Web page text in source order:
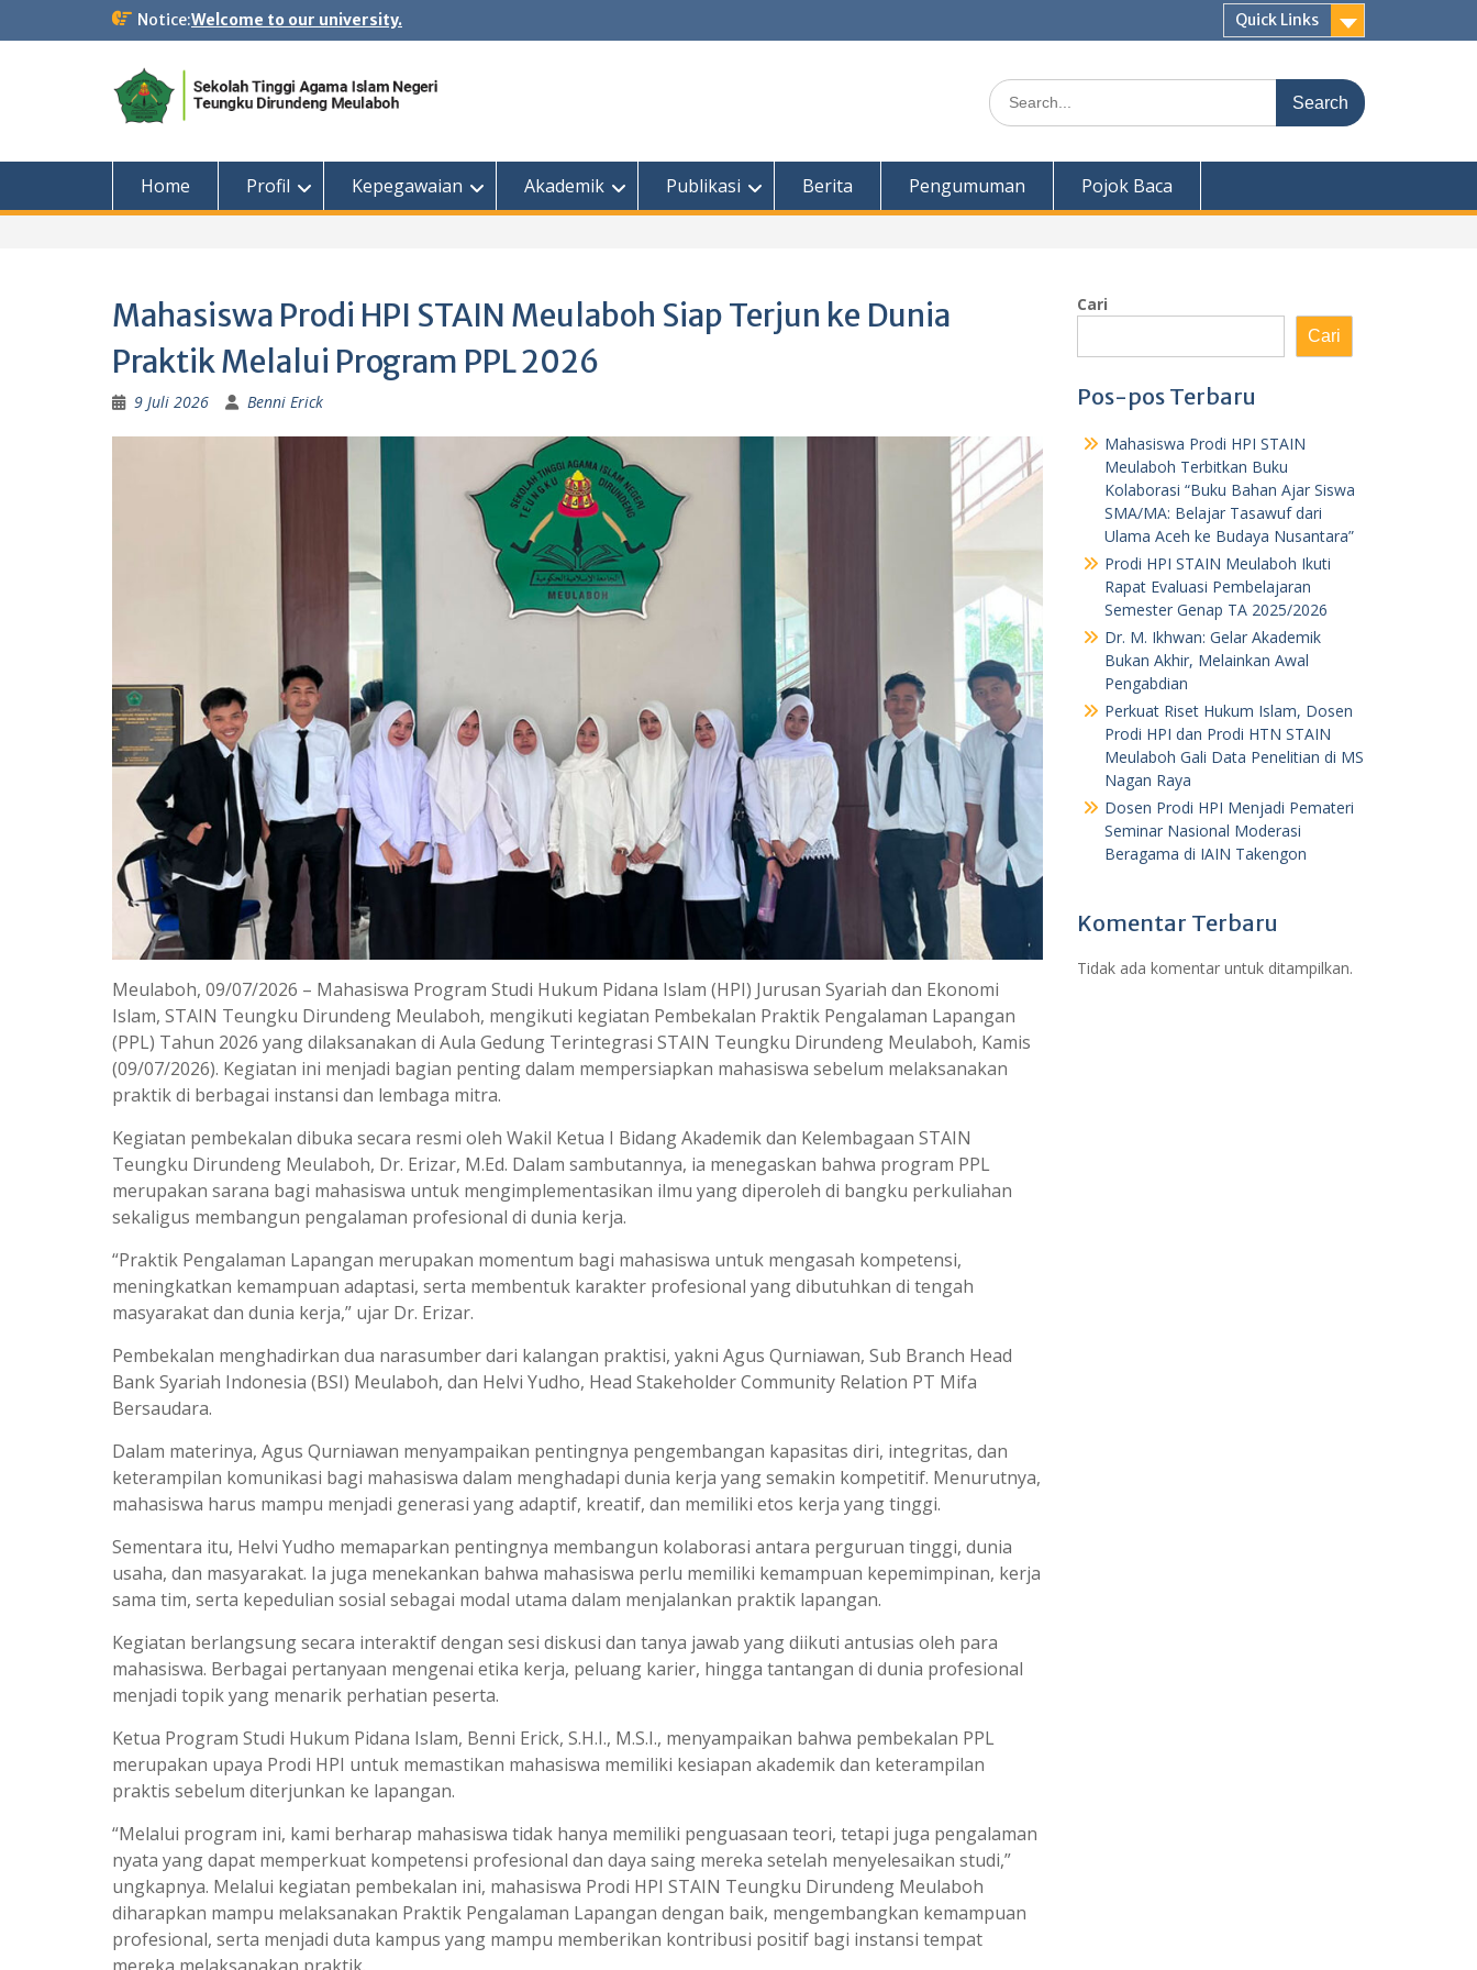
Notice:Welcome to our university. Quick Links
Search
for:
Home Profil Kepegawaian Akademik Publikasi Berita Pengumuman Pojok Baca
Mahasiswa Prodi HPI STAIN Meulaboh Siap Terjun ke Dunia
Praktik Melalui Program PPL 2026
9 Juli 2026 Benni Erick
Meulaboh, 09/07/2026 – Mahasiswa Program Studi Hukum Pidana Islam (HPI) Jurusan Syariah dan Ekonomi
Islam, STAIN Teungku Dirundeng Meulaboh, mengikuti kegiatan Pembekalan Praktik Pengalaman Lapangan
(PPL) Tahun 2026 yang dilaksanakan di Aula Gedung Terintegrasi STAIN Teungku Dirundeng Meulaboh, Kamis
(09/07/2026). Kegiatan ini menjadi bagian penting dalam mempersiapkan mahasiswa sebelum melaksanakan
praktik di berbagai instansi dan lembaga mitra.
Kegiatan pembekalan dibuka secara resmi oleh Wakil Ketua I Bidang Akademik dan Kelembagaan STAIN
Teungku Dirundeng Meulaboh, Dr. Erizar, M.Ed. Dalam sambutannya, ia menegaskan bahwa program PPL
merupakan sarana bagi mahasiswa untuk mengimplementasikan ilmu yang diperoleh di bangku perkuliahan
sekaligus membangun pengalaman profesional di dunia kerja.
“Praktik Pengalaman Lapangan merupakan momentum bagi mahasiswa untuk mengasah kompetensi,
meningkatkan kemampuan adaptasi, serta membentuk karakter profesional yang dibutuhkan di tengah
masyarakat dan dunia kerja,” ujar Dr. Erizar.
Pembekalan menghadirkan dua narasumber dari kalangan praktisi, yakni Agus Qurniawan, Sub Branch Head
Bank Syariah Indonesia (BSI) Meulaboh, dan Helvi Yudho, Head Stakeholder Community Relation PT Mifa
Bersaudara.
Dalam materinya, Agus Qurniawan menyampaikan pentingnya pengembangan kapasitas diri, integritas, dan
keterampilan komunikasi bagi mahasiswa dalam menghadapi dunia kerja yang semakin kompetitif. Menurutnya,
mahasiswa harus mampu menjadi generasi yang adaptif, kreatif, dan memiliki etos kerja yang tinggi.
Sementara itu, Helvi Yudho memaparkan pentingnya membangun kolaborasi antara perguruan tinggi, dunia
usaha, dan masyarakat. Ia juga menekankan bahwa mahasiswa perlu memiliki kemampuan kepemimpinan, kerja
sama tim, serta kepedulian sosial sebagai modal utama dalam menjalankan praktik lapangan.
Kegiatan berlangsung secara interaktif dengan sesi diskusi dan tanya jawab yang diikuti antusias oleh para
mahasiswa. Berbagai pertanyaan mengenai etika kerja, peluang karier, hingga tantangan di dunia profesional
menjadi topik yang menarik perhatian peserta.
Ketua Program Studi Hukum Pidana Islam, Benni Erick, S.H.I., M.S.I., menyampaikan bahwa pembekalan PPL
merupakan upaya Prodi HPI untuk memastikan mahasiswa memiliki kesiapan akademik dan keterampilan
praktis sebelum diterjunkan ke lapangan.
“Melalui program ini, kami berharap mahasiswa tidak hanya memiliki penguasaan teori, tetapi juga pengalaman
nyata yang dapat memperkuat kompetensi profesional dan daya saing mereka setelah menyelesaikan studi,”
ungkapnya. Melalui kegiatan pembekalan ini, mahasiswa Prodi HPI STAIN Teungku Dirundeng Meulaboh
diharapkan mampu melaksanakan Praktik Pengalaman Lapangan dengan baik, mengembangkan kemampuan
profesional, serta menjadi duta kampus yang mampu memberikan kontribusi positif bagi instansi tempat
Cari
Cari
Pos-pos Terbaru
Mahasiswa Prodi HPI STAIN
Meulaboh Terbitkan Buku
Kolaborasi “Buku Bahan Ajar Siswa
SMA/MA: Belajar Tasawuf dari
Ulama Aceh ke Budaya Nusantara”
Prodi HPI STAIN Meulaboh Ikuti
Rapat Evaluasi Pembelajaran
Semester Genap TA 2025/2026
Dr. M. Ikhwan: Gelar Akademik
Bukan Akhir, Melainkan Awal
Pengabdian
Perkuat Riset Hukum Islam, Dosen
Prodi HPI dan Prodi HTN STAIN
Meulaboh Gali Data Penelitian di MS
Nagan Raya
Dosen Prodi HPI Menjadi Pemateri
Seminar Nasional Moderasi
Beragama di IAIN Takengon
Komentar Terbaru
Tidak ada komentar untuk ditampilkan.